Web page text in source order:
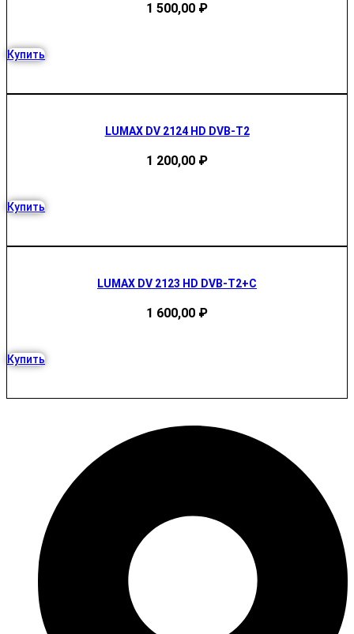
1 500,00 ₽
Купить
LUMAX DV 2124 HD DVB-T2
1 200,00 ₽
Купить
LUMAX DV 2123 HD DVB-T2+C
1 600,00 ₽
Купить